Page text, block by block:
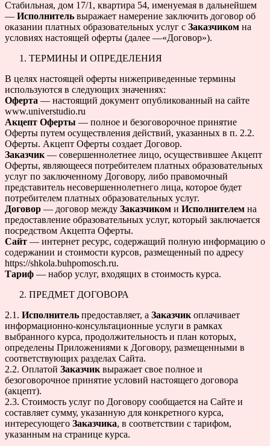
Стабильная, дом 17/1, квартира 54, именуемая в дальнейшем
— Исполнитель выражает намерение заключить договор об
оказании платных образовательных услуг с Заказчиком на
условиях настоящей оферты (далее —«Договор»).
ТЕРМИНЫ И ОПРЕДЕЛЕНИЯ
В целях настоящей оферты нижеприведенные термины
используются в следующих значениях:
Оферта — настоящий документ опубликованный на сайте
www.universtudio.ru
Акцепт Оферты — полное и безоговорочное принятие
Оферты путем осуществления действий, указанных в п. 2.2.
Оферты. Акцепт Оферты создает Договор.
Заказчик — совершеннолетнее лицо, осуществившее Акцепт
Оферты, являющееся потребителем платных образовательных
услуг по заключенному Договору, либо правомочный
представитель несовершеннолетнего лица, которое будет
потребителем платных образовательных услуг.
Договор — договор между Заказчиком и Исполнителем на
предоставление образовательных услуг, который заключается
посредством Акцепта Оферты.
Сайт — интернет ресурс, содержащий полную информацию о
cодержании и стоимости курсов, размещенный по адресу
https://shkola.buhpomosch.ru.
Тариф — набор услуг, входящих в стоимость курса.
ПРЕДМЕТ ДОГОВОРА
2.1. Исполнитель предоставляет, а Заказчик оплачивает
информационно-консультационные услуги в рамках
выбранного курса, продолжительность и план которых,
определены Приложениями к Договору, размещенными в
соответствующих разделах Сайта.
2.2. Оплатой Заказчик выражает свое полное и
безоговорочное принятие условий настоящего договора
(акцепт).
2.3. Стоимость услуг по Договору сообщается на Сайте и
составляет сумму, указанную для конкретного курса,
интересующего Заказчика, в соответствии с тарифом,
указанным на странице курса.